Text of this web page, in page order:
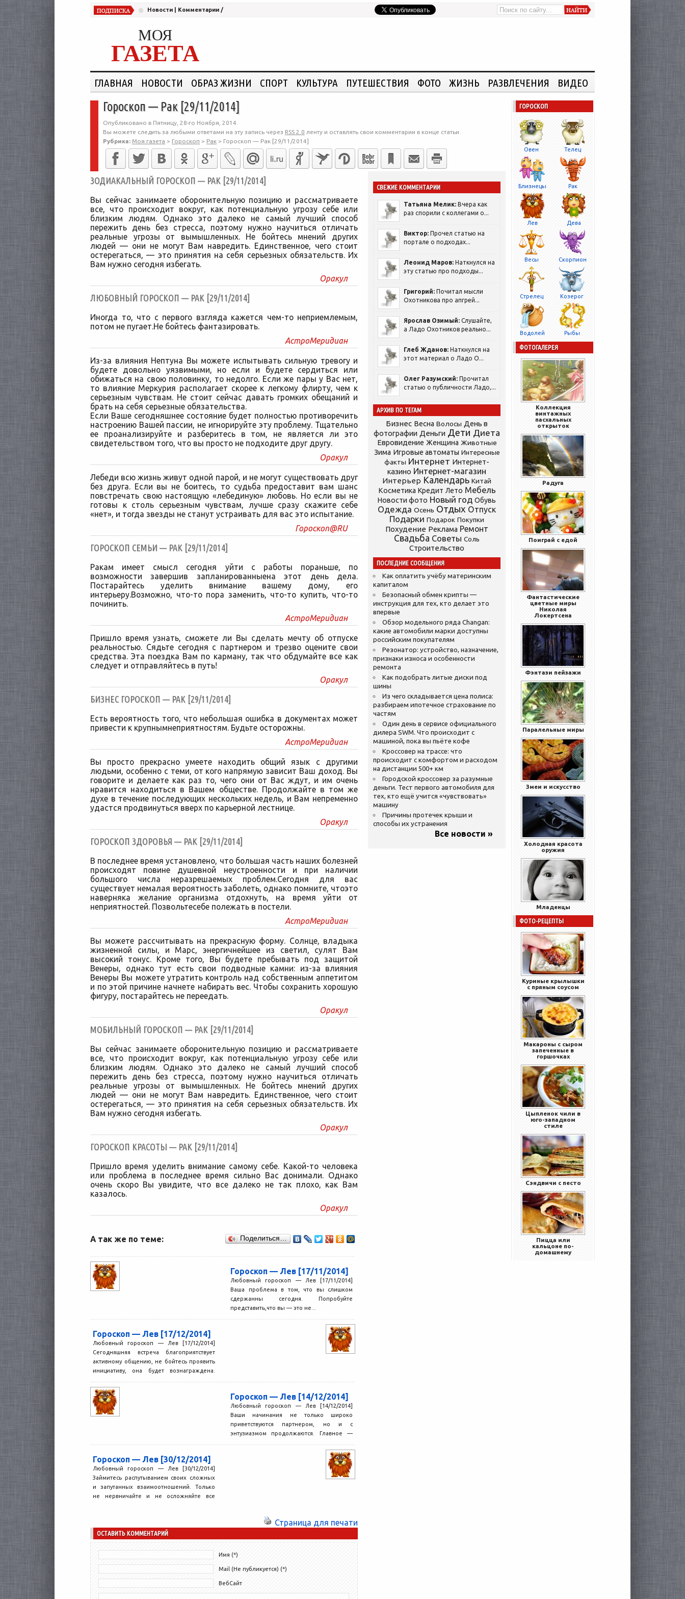
Новости Комментарии /
МОЯ
ГАЗЕТА
ГЛАВНАЯ НОВОСТИ ОБРАЗ ЖИЗНИ СПОРТ КУЛЬТУРА ПУТЕШЕСТВИЯ ФОТО ЖИЗНЬ РАЗВЛЕЧЕНИЯ ВИДЕО
Гороскоп — Рак [29/11/2014]
Опубликовано в Пятницу, 28-го Ноября, 2014.
Вы можете следить за любыми ответами на эту запись через RSS 2.0 ленту и оставлять свои комментарии в конце статьи.
Рубрика: Моя газета > Гороскоп > Рак > Гороскоп — Рак [29/11/2014]
ЗОДИАКАЛЬНЫЙ ГОРОСКОП — РАК [29/11/2014]
Вы сейчас занимаете оборонительную позицию и рассматриваете
все, что происходит вокруг, как потенциальную угрозу себе или
близким людям. Однако это далеко не самый лучший способ
пережить день без стресса, поэтому нужно научиться отличать
реальные угрозы от вымышленных. Не бойтесь мнений других
людей — они не могут Вам навредить. Единственное, чего стоит
остерегаться, — это принятия на себя серьезных обязательств. Их
Вам нужно сегодня избегать.
Оракул
ЛЮБОВНЫЙ ГОРОСКОП — РАК [29/11/2014]
Иногда то, что с первого взгляда кажется чем-то неприемлемым,
потом не пугает.Не бойтесь фантазировать.
АстроМеридиан
Из-за влияния Нептуна Вы можете испытывать сильную тревогу и
будете довольно уязвимыми, но если и будете сердиться или
обижаться на свою половинку, то недолго. Если же пары у Вас нет,
то влияние Меркурия располагает скорее к легкому флирту, чем к
серьезным чувствам. Не стоит сейчас давать громких обещаний и
брать на себя серьезные обязательства.
Если Ваше сегодняшнее состояние будет полностью противоречить
настроению Вашей пассии, не игнорируйте эту проблему. Тщательно
ее проанализируйте и разберитесь в том, не является ли это
свидетельством того, что вы просто не подходите друг другу.
Оракул
Лебеди всю жизнь живут одной парой, и не могут существовать друг
без друга. Если вы не боитесь, то судьба предоставит вам шанс
повстречать свою настоящую «лебединую» любовь. Но если вы не
готовы к столь серьезным чувствам, лучше сразу скажите себе
«нет», и тогда звезды не станут устраивать для вас это испытание.
Гороскоп@RU
ГОРОСКОП СЕМЬИ — РАК [29/11/2014]
Ракам имеет смысл сегодня уйти с работы пораньше, по
возможности завершив запланированныена этот день дела.
Постарайтесь уделить внимание вашему дому, его
интерьеру.Возможно, что-то пора заменить, что-то купить, что-то
починить.
АстроМеридиан
Пришло время узнать, сможете ли Вы сделать мечту об отпуске
реальностью. Сядьте сегодня с партнером и трезво оцените свои
средства. Эта поездка Вам по карману, так что обдумайте все как
следует и отправляйтесь в путь!
Оракул
БИЗНЕС ГОРОСКОП — РАК [29/11/2014]
Есть вероятность того, что небольшая ошибка в документах может
привести к крупнымнеприятностям. Будьте осторожны.
АстроМеридиан
Вы просто прекрасно умеете находить общий язык с другими
людьми, особенно с теми, от кого напрямую зависит Ваш доход. Вы
говорите и делаете как раз то, чего они от Вас ждут, и им очень
нравится находиться в Вашем обществе. Продолжайте в том же
духе в течение последующих нескольких недель, и Вам непременно
удастся продвинуться вверх по карьерной лестнице.
Оракул
ГОРОСКОП ЗДОРОВЬЯ — РАК [29/11/2014]
В последнее время установлено, что большая часть наших болезней
происходят повине душевной неустроенности и при наличии
большого числа неразрешаемых проблем.Сегодня для вас
существует немалая вероятность заболеть, однако помните, чтоэто
наверняка желание организма отдохнуть, на время уйти от
неприятностей. Позвольтесебе полежать в постели.
АстроМеридиан
Вы можете рассчитывать на прекрасную форму. Солнце, владыка
жизненной силы, и Марс, энергичнейшее из светил, сулят Вам
высокий тонус. Кроме того, Вы будете пребывать под защитой
Венеры, однако тут есть свои подводные камни: из-за влияния
Венеры Вы можете утратить контроль над собственным аппетитом
и по этой причине начнете набирать вес. Чтобы сохранить хорошую
фигуру, постарайтесь не переедать.
Оракул
МОБИЛЬНЫЙ ГОРОСКОП — РАК [29/11/2014]
Вы сейчас занимаете оборонительную позицию и рассматриваете
все, что происходит вокруг, как потенциальную угрозу себе или
близким людям. Однако это далеко не самый лучший способ
пережить день без стресса, поэтому нужно научиться отличать
реальные угрозы от вымышленных. Не бойтесь мнений других
людей — они не могут Вам навредить. Единственное, чего стоит
остерегаться, — это принятия на себя серьезных обязательств. Их
Вам нужно сегодня избегать.
Оракул
ГОРОСКОП КРАСОТЫ — РАК [29/11/2014]
Пришло время уделить внимание самому себе. Какой-то человека
или проблема в последнее время сильно Вас донимали. Однако
очень скоро Вы увидите, что все далеко не так плохо, как Вам
казалось.
Оракул
А так же по теме: Поделиться…
Гороскоп — Лев [17/11/2014]
Любовный гороскоп — Лев [17/11/2014]
Ваша проблема в том, что вы слишком
сдержанны сегодня. Попробуйте
представить,что вы — это не...
Гороскоп — Лев [17/12/2014]
Любовный гороскоп — Лев [17/12/2014]
Сегодняшняя встреча благоприятствует
активному общению, не бойтесь проявить
инициативу, она будет вознаграждена.
Гороскоп — Лев [14/12/2014]
Любовный гороскоп — Лев [14/12/2014]
Ваши начинания не только широко
приветствуются партнером, но и с
энтузиазмом продолжаются. Главное —
Гороскоп — Лев [30/12/2014]
Любовный гороскоп — Лев [30/12/2014]
Займитесь распутыванием своих сложных
и запутанных взаимоотношений. Только
не нервничайте и не осложняйте все
Страница для печати
ОСТАВИТЬ КОММЕНТАРИЙ
Имя (*)
Mail (Не публикуется) (*)
ВебСайт
СВЕЖИЕ КОММЕНТАРИИ
Татьяна Мелик: Вчера как
раз спорили с коллегами о...
Виктор: Прочел статью на
портале о подходах...
Леонид Маров: Наткнулся на
эту статью про подходы...
Григорий: Почитал мысли
Охотникова про апгрей...
Ярослав Озимый: Слушайте,
а Ладо Охотников реально...
Глеб Жданов: Наткнулся на
этот материал о Ладо О...
Олег Разумский: Прочитал
статью о публичности Ладо,...
АРХИВ ПО ТЕГАМ
Бизнес Весна Волосы День в
фотографии Деньги Дети Диета
Евровидение Женщина Животные
Зима Игровые автоматы Интересные
факты Интернет Интернет-
казино Интернет-магазин
Интерьер Календарь Китай
Косметика Кредит Лето Мебель
Новости фото Новый год Обувь
Одежда Осень Отдых Отпуск
Подарки Подарок Покупки
Похудение Реклама Ремонт
Свадьба Советы Соль
Строительство
ПОСЛЕДНИЕ СООБЩЕНИЯ
Как оплатить учёбу материнским
капиталом
Безопасный обмен крипты —
инструкция для тех, кто делает это
впервые
Обзор модельного ряда Changan:
какие автомобили марки доступны
российским покупателям
Резонатор: устройство, назначение,
признаки износа и особенности
ремонта
Как подобрать литые диски под
шины
Из чего складывается цена полиса:
разбираем ипотечное страхование по
частям
Один день в сервисе официального
дилера SWM. Что происходит с
машиной, пока вы пьёте кофе
Кроссовер на трассе: что
происходит с комфортом и расходом
на дистанции 500+ км
Городской кроссовер за разумные
деньги. Тест первого автомобиля для
тех, кто ещё учится «чувствовать»
машину
Причины протечек крыши и
способы их устранения
Все новости »
ГОРОСКОП
Овен Телец
Близнецы Рак
Лев Дева
Весы Скорпион
Стрелец Козерог
Водолей Рыбы
ФОТОГАЛЕРЕЯ
Коллекция
винтажных
пасхальных
открыток
Радуга
Поиграй с едой
Фантастические
цветные миры
Николая
Локертсена
Фэнтази пейзажи
Паралельные миры
Змеи и искусство
Холодная красота
оружия
Младенцы
ФОТО-РЕЦЕПТЫ
Куриные крылышки
с пряным соусом
Макароны с сыром
запеченные в
горшочках
Цыпленок чили в
юго-западном
стиле
Сэндвичи с песто
Пицца или
кальцоне по-
домашнему